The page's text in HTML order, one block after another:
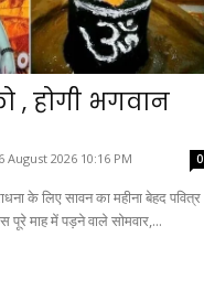
, होगी भगवान
August 2026 10:16 PM 0
के लिए सावन का महीना बेहद पवित्र
पूरे माह में पड़ने वाले सोमवार,...